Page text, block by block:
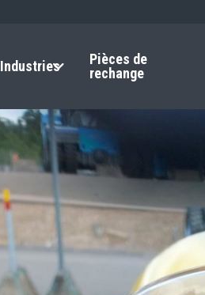
Industries
Pièces de
rechange